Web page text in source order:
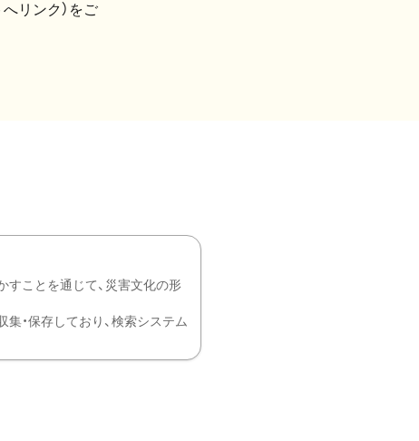
へリンク）をご
すことを通じて、災害文化の形
・保存しており、検索システム